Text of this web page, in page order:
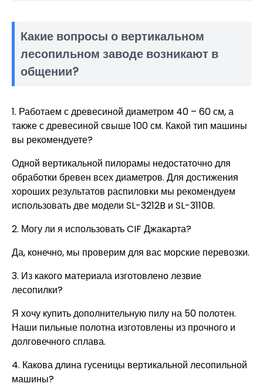
Какие вопросы о вертикальном
лесопильном заводе возникают в
общении?
1. Работаем с древесиной диаметром 40 – 60 см, а
также с древесиной свыше 100 см. Какой тип машины
вы рекомендуете?
Одной вертикальной пилорамы недостаточно для
обработки бревен всех диаметров. Для достижения
хороших результатов распиловки мы рекомендуем
использовать две модели SL-3212B и SL-3110B.
2. Могу ли я использовать CIF Джакарта?
Да, конечно, мы проверим для вас морские перевозки.
3. Из какого материала изготовлено лезвие
лесопилки?
Я хочу купить дополнительную пилу на 50 полотен.
Наши пильные полотна изготовлены из прочного и
долговечного сплава.
4. Какова длина гусеницы вертикальной лесопильной
машины?